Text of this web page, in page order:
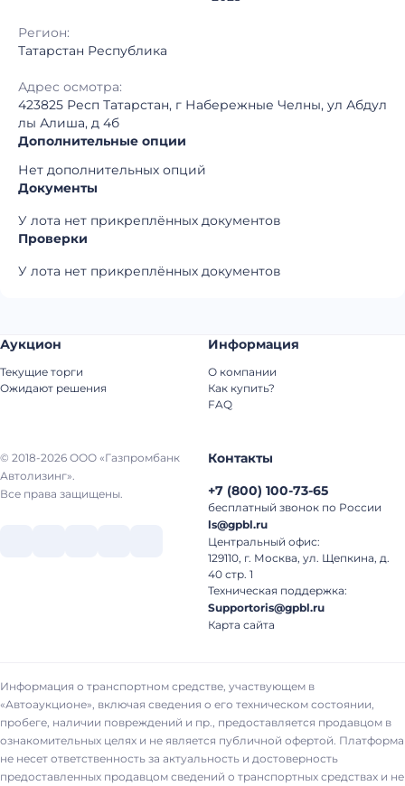
Регион:
Татарстан Республика
Адрес осмотра:
423825 Респ Татарстан, г Набережные Челны, ул Абдул
лы Алиша, д 4б
Дополнительные опции
Нет дополнительных опций
Документы
У лота нет прикреплённых документов
Проверки
У лота нет прикреплённых документов
© 2018-2026 ООО «Газпромбанк
Автолизинг».
Все права защищены.
Аукцион
Текущие торги
Ожидают решения
Информация
О компании
Как купить?
FAQ
Контакты
+7 (800) 100-73-65
бесплатный звонок по России
ls@gpbl.ru
Центральный офис:
129110, г. Москва, ул. Щепкина, д.
40 стр. 1
Техническая поддержка:
Supportoris@gpbl.ru
Карта сайта
Информация о транспортном средстве, участвующем в
«Автоаукционе», включая сведения о его техническом состоянии,
пробеге, наличии повреждений и пр., предоставляется продавцом в
ознакомительных целях и не является публичной офертой. Платформа
не несет ответственность за актуальность и достоверность
предоставленных продавцом сведений о транспортных средствах и не